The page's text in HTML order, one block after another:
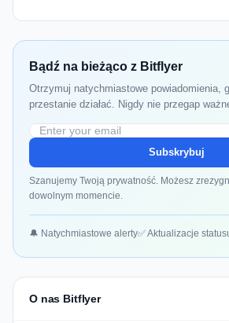
Bądź na bieżąco z Bitflyer
Otrzymuj natychmiastowe powiadomienia,
przestanie działać. Nigdy nie przegap
Subskrybuj
Szanujemy Twoją prywatność. Możesz
dowolnym momencie.
🔔 Natychmiastowe alerty✅ Aktualizacje
O nas Bitflyer